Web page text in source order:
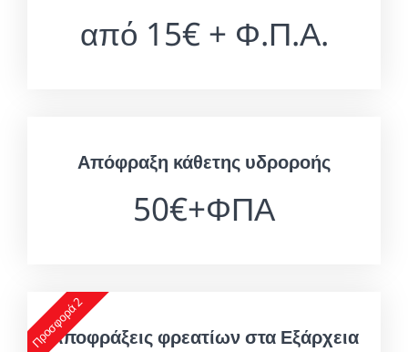
από 15€ + Φ.Π.Α.
Απόφραξη κάθετης υδροροής
50€+ΦΠΑ
Προσφορά 2
Αποφράξεις φρεατίων στα Εξάρχεια